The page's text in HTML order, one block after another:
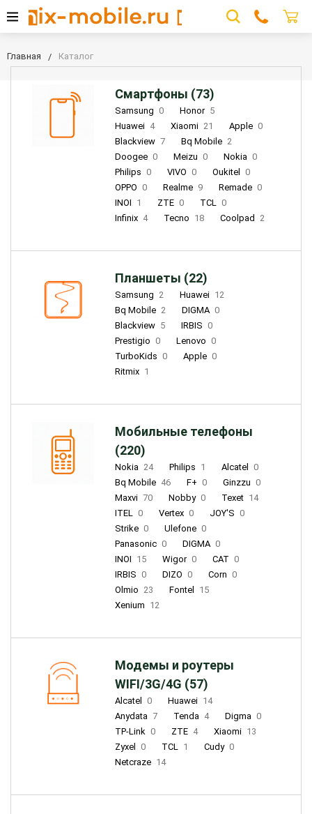
Главная Каталог
Смартфоны (73)
Samsung 0 Honor 5
Huawei 4 Xiaomi 21 Apple 0
Blackview 7 Bq Mobile 2
Doogee 0 Meizu 0 Nokia 0
Philips 0 VIVO 0 Oukitel
0
OPPO 0 Realme 9 Remade 0
INOI 1 ZTE 0 TCL 0
Infinix 4 Tecno 18 Coolpad 2
Планшеты (22)
Samsung 2 Huawei 12
Bq Mobile 2 DIGMA 0
Blackview 5 IRBIS 0
Prestigio 0 Lenovo 0
TurboKids 0 Apple 0
Ritmix 1
Мобильные телефоны
(220)
Nokia 24 Philips 1 Alcatel
0
Bq Mobile 46 F+ 0 Ginzzu 0
Maxvi 70 Nobby 0 Texet 14
ITEL 0 Vertex 0 JOY'S 0
Strike 0 Ulefone 0
Panasonic 0 DIGMA 0
INOI 15 Wigor 0 CAT 0
IRBIS 0 DIZO 0 Corn 0
Olmio 23 Fontel
15
Xenium 12
Модемы и роутеры
WIFI/3G/4G (57)
Alcatel 0 Huawei 14
Anydata 7 Tenda 4 Digma 0
TP-Link 0 ZTE 4 Xiaomi 13
Zyxel
0 TCL 1 Cudy 0
Netcraze 14